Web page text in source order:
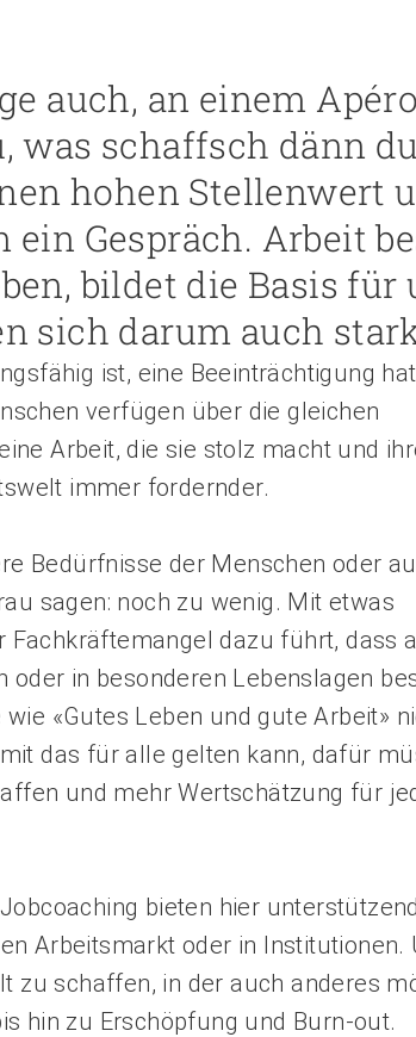
auch, an einem
was schaffsch dänn
hohen Stellenwert
Gespräch. Arbeit
bildet die Basis
sich darum auch
ist, eine Beeinträchtigung
verfügen über die gleichen
Arbeit, die sie stolz macht und
immer fordernder.
Bedürfnisse der Menschen oder
sagen: noch zu wenig. Mit etwas
dazu führt, dass
in besonderen Lebenslagen
«Gutes Leben und gute Arbeit»
das für alle gelten kann, dafür
und mehr Wertschätzung für
bieten hier
Arbeitsmarkt oder in Institutionen.
zu schaffen, in der auch anderes
hin zu Erschöpfung und Burn-out.